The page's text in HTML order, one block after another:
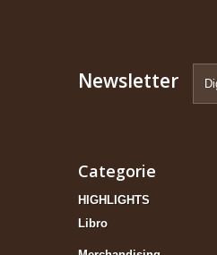
Newsletter
Categorie
HIGHLIGHTS
Libro